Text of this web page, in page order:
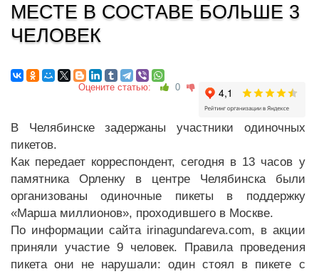
МЕСТЕ В СОСТАВЕ БОЛЬШЕ 3
ЧЕЛОВЕК
Оцените статью: 0
В Челябинске задержаны участники одиночных
пикетов.
Как передает корреспондент, сегодня в 13 часов у
памятника Орленку в центре Челябинска были
организованы одиночные пикеты в поддержку
«Марша миллионов», проходившего в Москве.
По информации сайта irinagundareva.com, в акции
приняли участие 9 человек. Правила проведения
пикета они не нарушали: один стоял в пикете с